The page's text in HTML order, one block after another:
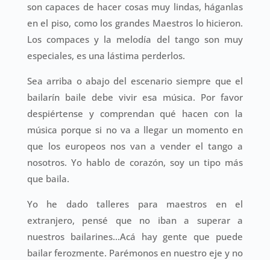
son capaces de hacer cosas muy lindas, háganlas
en el piso, como los grandes Maestros lo hicieron.
Los compaces y la melodía del tango son muy
especiales, es una lástima perderlos.
Sea arriba o abajo del escenario siempre que el
bailarín baile debe vivir esa música. Por favor
despiértense y comprendan qué hacen con la
música porque si no va a llegar un momento en
que los europeos nos van a vender el tango a
nosotros. Yo hablo de corazón, soy un tipo más
que baila.
Yo he dado talleres para maestros en el
extranjero, pensé que no iban a superar a
nuestros bailarines…Acá hay gente que puede
bailar ferozmente. Parémonos en nuestro eje y no